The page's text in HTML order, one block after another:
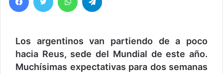
Los argentinos van partiendo de a poco
hacia Reus, sede del Mundial de este año.
Muchísimas expectativas para dos semanas